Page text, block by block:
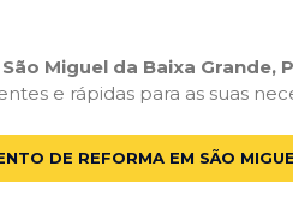
Miguel da Baixa Grande,
e rápidas para as suas
DE REFORMA EM SÃO